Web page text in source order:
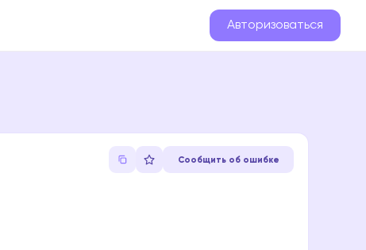
Авторизоваться
Сообщить об ошибке